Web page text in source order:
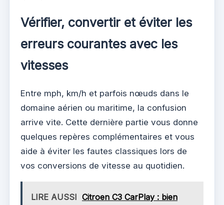
Vérifier, convertir et éviter les
erreurs courantes avec les
vitesses
Entre mph, km/h et parfois nœuds dans le
domaine aérien ou maritime, la confusion
arrive vite. Cette dernière partie vous donne
quelques repères complémentaires et vous
aide à éviter les fautes classiques lors de
vos conversions de vitesse au quotidien.
LIRE AUSSI Citroen C3 CarPlay : bien